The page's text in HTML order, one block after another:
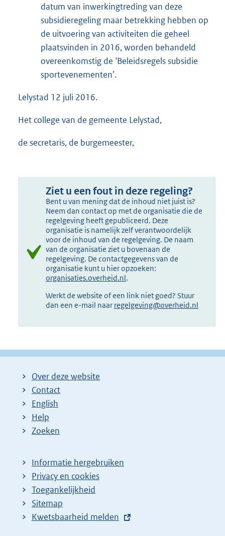
datum van inwerkingtreding van deze
subsidieregeling maar betrekking hebben op
de uitvoering van activiteiten die geheel
plaatsvinden in 2016, worden behandeld
overeenkomstig de ‘Beleidsregels subsidie
sportevenementen’.
Lelystad 12 juli 2016.
Het college van de gemeente Lelystad,
de secretaris, de burgemeester,
Ziet u een fout in deze regeling?
Bent u van mening dat de inhoud niet juist is?
Neem dan contact op met de organisatie die de
regelgeving heeft gepubliceerd. Deze
organisatie is namelijk zelf verantwoordelijk
voor de inhoud van de regelgeving. De naam
van de organisatie ziet u bovenaan de
regelgeving. De contactgegevens van de
organisatie kunt u hier opzoeken:
organisaties.overheid.nl.
Werkt de website of een link niet goed? Stuur
dan een e-mail naar regelgeving@overheid.nl
Over deze website
Contact
English
Help
Zoeken
Informatie hergebruiken
Privacy en cookies
Toegankelijkheid
Sitemap
E
Kwetsbaarheid melden